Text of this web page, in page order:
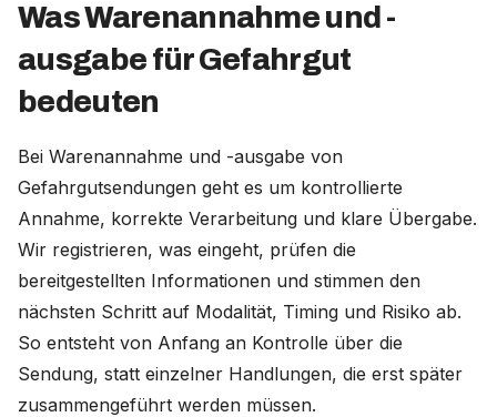
Was Warenannahme und -
ausgabe für Gefahrgut
bedeuten
Bei Warenannahme und -ausgabe von
Gefahrgutsendungen geht es um kontrollierte
Annahme, korrekte Verarbeitung und klare Übergabe.
Wir registrieren, was eingeht, prüfen die
bereitgestellten Informationen und stimmen den
nächsten Schritt auf Modalität, Timing und Risiko ab.
So entsteht von Anfang an Kontrolle über die
Sendung, statt einzelner Handlungen, die erst später
zusammengeführt werden müssen.